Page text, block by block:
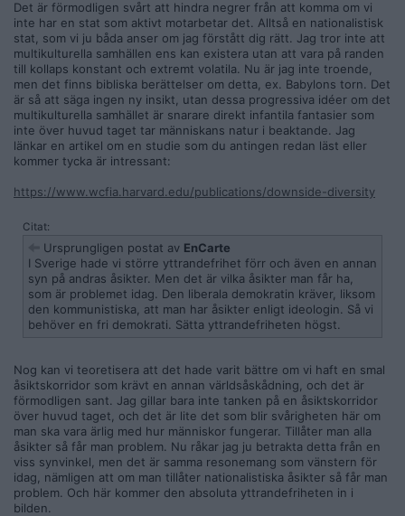
Det är förmodligen svårt att hindra negrer från att komma om vi
inte har en stat som aktivt motarbetar det. Alltså en nationalistisk
stat, som vi ju båda anser om jag förstått dig rätt. Jag tror inte att
multikulturella samhällen ens kan existera utan att vara på randen
till kollaps konstant och extremt volatila. Nu är jag inte troende,
men det finns bibliska berättelser om detta, ex. Babylons torn. Det
är så att säga ingen ny insikt, utan dessa progressiva idéer om det
multikulturella samhället är snarare direkt infantila fantasier som
inte över huvud taget tar människans natur i beaktande. Jag
länkar en artikel om en studie som du antingen redan läst eller
kommer tycka är intressant:
https://www.wcfia.harvard.edu/publications/downside-diversity
Citat:
Ursprungligen postat av EnCarte
I Sverige hade vi större yttrandefrihet förr och även en annan
syn på andras åsikter. Men det är vilka åsikter man får ha,
som är problemet idag. Den liberala demokratin kräver, liksom
den kommunistiska, att man har åsikter enligt ideologin. Så vi
behöver en fri demokrati. Sätta yttrandefriheten högst.
Nog kan vi teoretisera att det hade varit bättre om vi haft en smal
åsiktskorridor som krävt en annan världsåskådning, och det är
förmodligen sant. Jag gillar bara inte tanken på en åsiktskorridor
över huvud taget, och det är lite det som blir svårigheten här om
man ska vara ärlig med hur människor fungerar. Tillåter man alla
åsikter så får man problem. Nu råkar jag ju betrakta detta från en
viss synvinkel, men det är samma resonemang som vänstern för
idag, nämligen att om man tillåter nationalistiska åsikter så får man
problem. Och här kommer den absoluta yttrandefriheten in i
bilden.